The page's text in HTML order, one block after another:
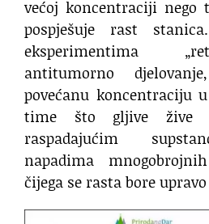
većoj koncentraciji nego
pospješuje rast
eksperimentima
antitumorno
povećanu koncentraciju
time što gljive žive
raspadajućim
napadima
čijega se rasta bore